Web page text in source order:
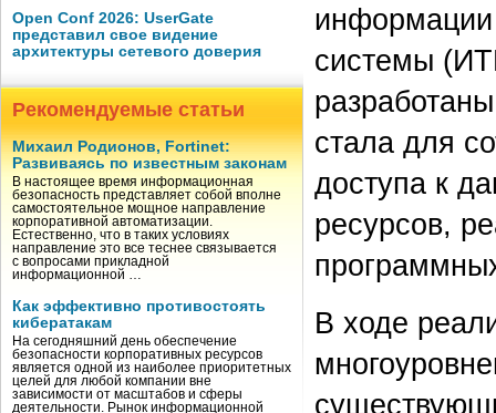
Open Conf 2026: UserGate
представил свое видение
архитектуры сетевого доверия
Рекомендуемые статьи
Михаил Родионов, Fortinet:
Развиваясь по известным законам
В настоящее время информационная
безопасность представляет собой вполне
самостоятельное мощное направление
корпоративной автоматизации.
Естественно, что в таких условиях
направление это все теснее связывается
с вопросами прикладной
информационной …
Как эффективно противостоять
кибератакам
На сегодняшний день обеспечение
безопасности корпоративных ресурсов
является одной из наиболее приоритетных
целей для любой компании вне
зависимости от масштабов и сферы
деятельности. Рынок информационной
системы
стала для
доступа к
ресурсов,
В ходе